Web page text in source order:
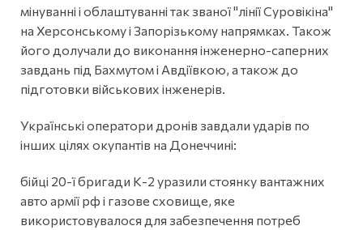
мінуванні і облаштуванні так званої "лінії Суровікіна"
на Херсонському і Запорізькому напрямках. Також
його долучали до виконання інженерно-саперних
завдань під Бахмутом і Авдіївкою, а також до
підготовки військових інженерів.
Українські оператори дронів завдали ударів по
інших цілях окупантів на Донеччині:
бійці 20-ї бригади К-2 уразили стоянку вантажних
авто армії рф і газове сховище, яке
використовувалося для забезпечення потреб